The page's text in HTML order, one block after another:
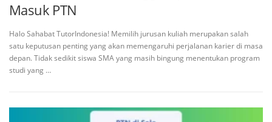
Masuk PTN
Halo Sahabat TutorIndonesia! Memilih jurusan kuliah merupakan salah
satu keputusan penting yang akan memengaruhi perjalanan karier di masa
depan. Tidak sedikit siswa SMA yang masih bingung menentukan program
studi yang …